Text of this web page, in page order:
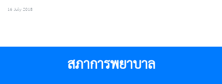
16 July 2018
สภาการพยาบาล